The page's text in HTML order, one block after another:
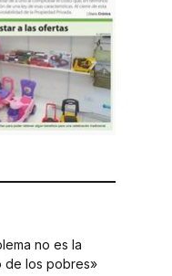
no es la
de los pobres»